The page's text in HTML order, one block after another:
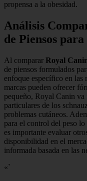
propensa a la obesidad.
Análisis
de Piensos
Al comparar Royal
de piensos formulados
enfoque específico en las
marcas pueden ofrecer
pequeño, Royal Canin va
particulares de los
problemas cutáneos.
para el control del peso
es importante evaluar
disponibilidad en el
informada basada en las
«`